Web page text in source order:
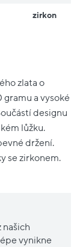
zlata o
gramu a vysoké
designu
lůžku.
držení.
se zirkonem.
našich
vynikne
zirkon